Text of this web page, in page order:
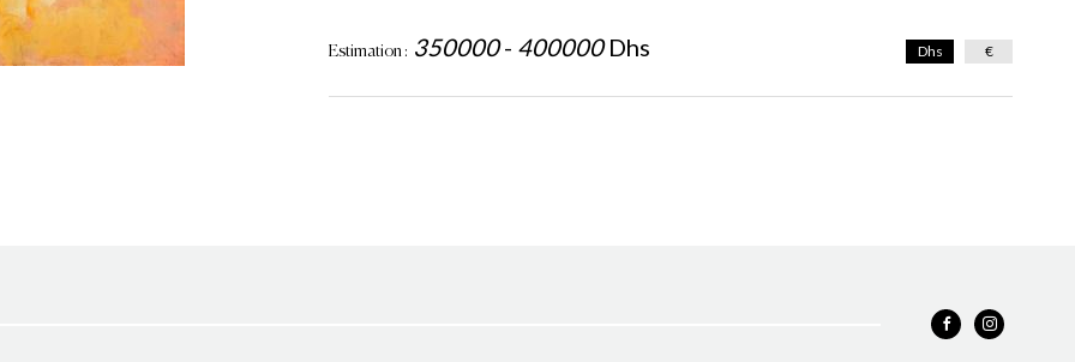
Estimation : 350000- 400000 Dhs Dhs €